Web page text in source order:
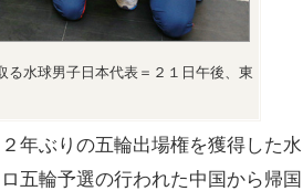
る水球男子日本代表＝２１日午後、東
年ぶりの五輪出場権を獲得した水
五輪予選の行われた中国から帰国